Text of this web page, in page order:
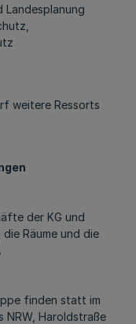
Landesplanung
weitere Ressorts
der KG und
Räume und die
finden statt im
NRW, Haroldstraße